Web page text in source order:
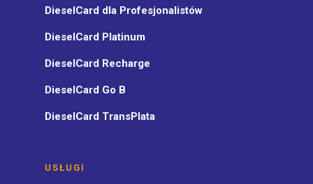
DieselCard dla Profesjonalistów
DieselCard Platinum
DieselCard Recharge
DieselCard Go B
DieselCard TransPlata
USŁUGI